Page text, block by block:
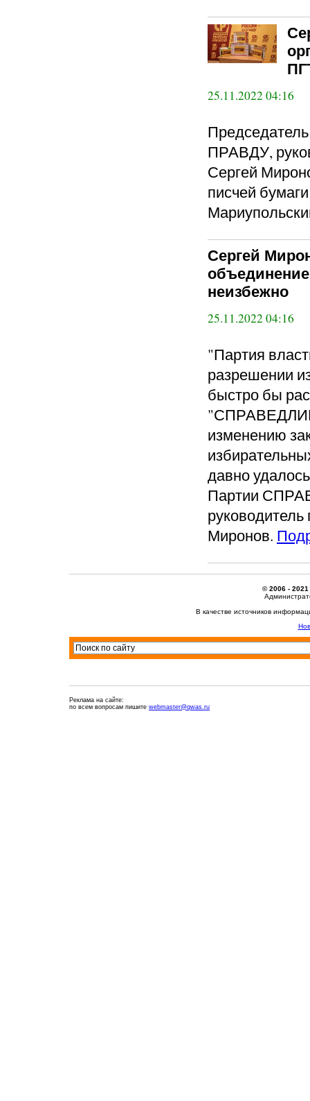
25.11.2022 04:16
ПРАВДУ,
Сергей
писчей
Сергей
неизбежно
25.11.2022 04:16
"Партия
разрешении
быстро бы
изменению
давно
Партии
Миронов.
© 2006 - 2021
В качестве источников
Реклама на сайте:
по всем вопросам пишите webmaster@qwas.ru